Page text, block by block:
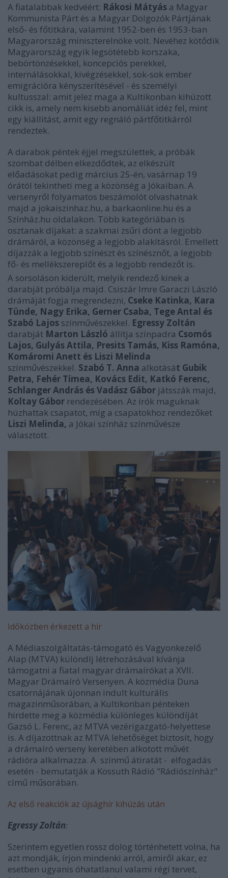
A fiatalabbak kedvéért: Rákosi Mátyás a Magyar
Kommunista Párt és a Magyar Dolgozók Pártjának
első- és főtitkára, valamint 1952-ben és 1953-ban
Magyarország miniszterelnöke volt. Nevéhez kötődik
Magyarország egyik legsötétebb korszaka,
bebörtönzésekkel, koncepciós perekkel,
internálásokkal, kivégzésekkel, sok-sok ember
emigrációra kényszerítésével - és személyi
kultusszal: amit jelez maga a Kultikonban kihúzott
cikk is, amely nem kisebb anomáliát idéz fel, mint
egy kiállítást, amit egy regnáló pártfőtitkárról
rendeztek.
A darabok péntek éjjel megszülettek, a próbák
szombat délben elkezdődtek, az elkészült
előadásokat pedig március 25-én, vasárnap 19
órától tekintheti meg a közönség a Jókaiban. A
versenyről folyamatos beszámolót olvashatnak
majd a jokaiszinhaz.hu, a barkaonline.hu és a
Színház.hu oldalakon. Több kategóriában is
osztanak díjakat: a szakmai zsűri dönt a legjobb
drámáról, a közönség a legjobb alakításról. Emellett
díjazzák a legjobb színészt és színésznőt, a legjobb
fő- és mellékszereplőt és a legjobb rendezőt is.
A sorsoláson kiderült, melyik rendező kinek a
darabját próbálja majd. Csiszár Imre Garaczi László
drámáját fogja megrendezni, Cseke Katinka, Kara
Tünde, Nagy Erika, Gerner Csaba, Tege Antal és
Szabó Lajos színművészekkel. Egressy Zoltán
darabját Marton László állítja színpadra Csomós
Lajos, Gulyás Attila, Presits Tamás, Kiss Ramóna,
Komáromi Anett és Liszi Melinda
színművészekkel. Szabó T. Anna alkotását Gubik
Petra, Fehér Tímea, Kovács Edit, Katkó Ferenc,
Schlanger András és Vadász Gábor játsszák majd,
Koltay Gábor rendezésében. Az írók maguknak
húzhattak csapatot, míg a csapatokhoz rendezőket
Liszi Melinda, a Jókai színház színművésze
választott.
Időközben érkezett a hír
A Médiaszolgáltatás-támogató és Vagyonkezelő
Alap (MTVA) különdíj létrehozásával kívánja
támogatni a fiatal magyar drámaírókat a XVII.
Magyar Drámaíró Versenyen. A közmédia Duna
csatornájának újonnan indult kulturális
magazinműsorában, a Kultikonban pénteken
hirdette meg a közmédia különleges különdíját
Gazsó L. Ferenc, az MTVA vezérigazgató-helyettese
is. A díjazottnak az MTVA lehetőséget biztosít, hogy
a drámaíró verseny keretében alkotott művét
rádióra alkalmazza. A színmű átiratát - elfogadás
esetén - bemutatják a Kossuth Rádió "Rádiószínház"
című műsorában.
Az első reakciók az újsághír kihúzás után
Egressy Zoltán:
Szerintem egyetlen rossz dolog történhetett volna, ha
azt mondják, írjon mindenki arról, amiről akar, ez
esetben ugyanis óhatatlanul valami régi tervet,